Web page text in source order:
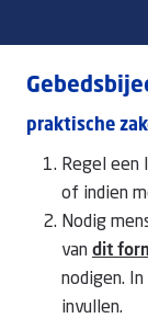
praktische
Regel een
of indien
Nodig
van dit
nodigen.
invullen.